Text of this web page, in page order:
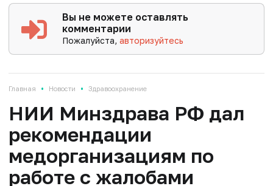
Вы не можете оставлять
комментарии
Пожалуйста,авторизуйтесь
Главная • Новости • Здравоохранение
НИИ Минздрава РФ дал
рекомендации
медорганизациям по
работе с жалобами